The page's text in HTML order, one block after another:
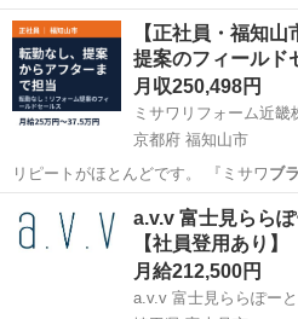
お客さまへのご…
奈良 奈良市 営業 社会保険
【正社員・福知
提案のフィール
月収250,498円
ミサワリフォーム近畿
京都府 福知山市
リピートがほとんどです。 『ミサワ ブ
お客さまへのご…
営業 社会保
a.v.v 富士見らら
【社員登用あり】
月給212,500円
a.v.v 富士見ららぽー